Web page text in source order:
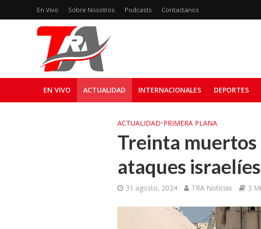
En Vivo Sobre Nosotros Podcasts Contactanos
EN VIVO ACTUALIDAD INTERNACIONALES DEPORTES
ACTUALIDAD•PRIMERA PLANA
Treinta muertos
ataques israelíes
31 agosto, 2024 TRA Noticias 3